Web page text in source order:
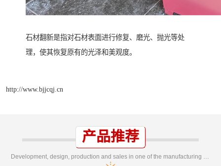
石材翻新是指对石材表面进行修复、磨光、抛光等处
理，使其恢复原有的光泽和美观度。
http://www.bjjcqj.cn
产品推荐